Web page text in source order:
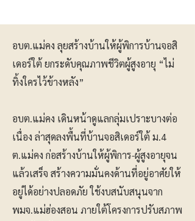
อบต.แม่คง ลุยสร้างบ้านให้ผู้พิการบ้านจอสิ
เดอร์ใต้ ยกระดับคุณภาพชีวิตผู้สูงอายุ “ไม่
ทิ้งใครไว้ข้างหลัง”
อบต.แม่คง เดินหน้าดูแลกลุ่มเปราะบางต่อ
เนื่อง ล่าสุดลงพื้นที่บ้านจอสิเดอร์ใต้ ม.4
ต.แม่คง ก่อสร้างบ้านให้ผู้พิการ-ผู้สูงอายุจน
แล้วเสร็จ สร้างความมั่นคงด้านที่อยู่อาศัยให้
อยู่ได้อย่างปลอดภัย ใช้งบสนับสนุนจาก
พมจ.แม่ฮ่องสอน ภายใต้โครงการปรับสภาพ